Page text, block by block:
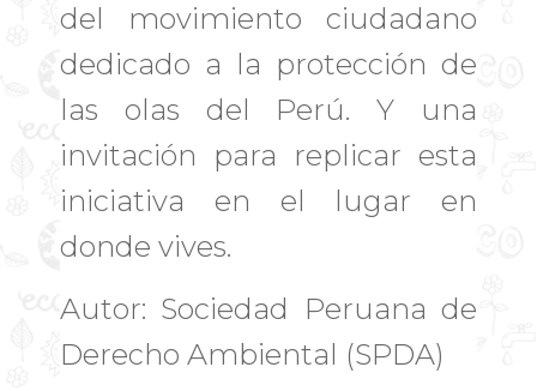
del movimiento ciudadano
dedicado a la protección de
las olas del Perú. Y una
invitación para replicar esta
iniciativa en el lugar en
donde vives.
Autor: Sociedad Peruana de
Derecho Ambiental (SPDA)